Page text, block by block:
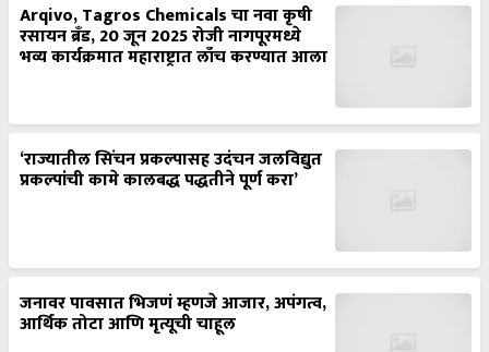
Arqivo, Tagros Chemicals चा नवा कृषी
रसायन ब्रँड, 20 जून 2025 रोजी नागपूरमध्ये
भव्य कार्यक्रमात महाराष्ट्रात लाँच करण्यात आला
‘राज्यातील सिंचन प्रकल्पासह उदंचन जलविद्युत
प्रकल्पांची कामे कालबद्ध पद्धतीने पूर्ण करा’
जनावर पावसात भिजणं म्हणजे आजार, अपंगत्व,
आर्थिक तोटा आणि मृत्यूची चाहूल